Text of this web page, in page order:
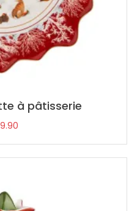
à pâtisserie